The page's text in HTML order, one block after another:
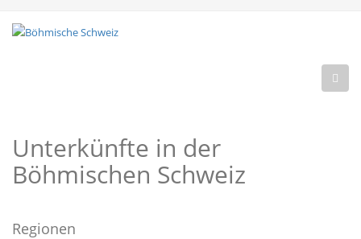
Unterkünfte in der
Böhmischen Schweiz
Regionen